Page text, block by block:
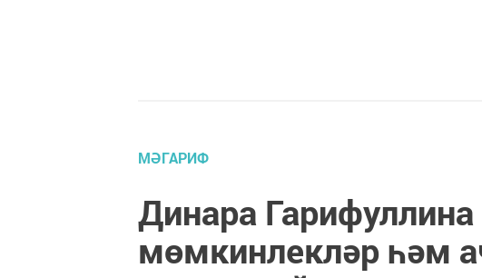
МӘГАРИФ
Динара
мөмкинлекләр һәм